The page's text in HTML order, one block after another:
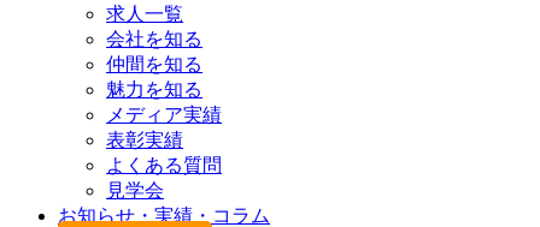
求人一覧
会社を知る
仲間を知る
魅力を知る
メディア実績
表彰実績
よくある質問
見学会
お知らせ・実績・コラム